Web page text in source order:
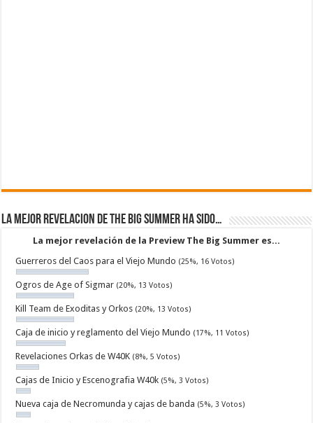
La mejor revelacion de The Big Summer ha sido…
La mejor revelación de la Preview The Big Summer es...
Guerreros del Caos para el Viejo Mundo (25%, 16 Votos)
Ogros de Age of Sigmar (20%, 13 Votos)
Kill Team de Exoditas y Orkos (20%, 13 Votos)
Caja de inicio y reglamento del Viejo Mundo (17%, 11 Votos)
Revelaciones Orkas de W40K (8%, 5 Votos)
Cajas de Inicio y Escenografia W40k (5%, 3 Votos)
Nueva caja de Necromunda y cajas de banda (5%, 3 Votos)